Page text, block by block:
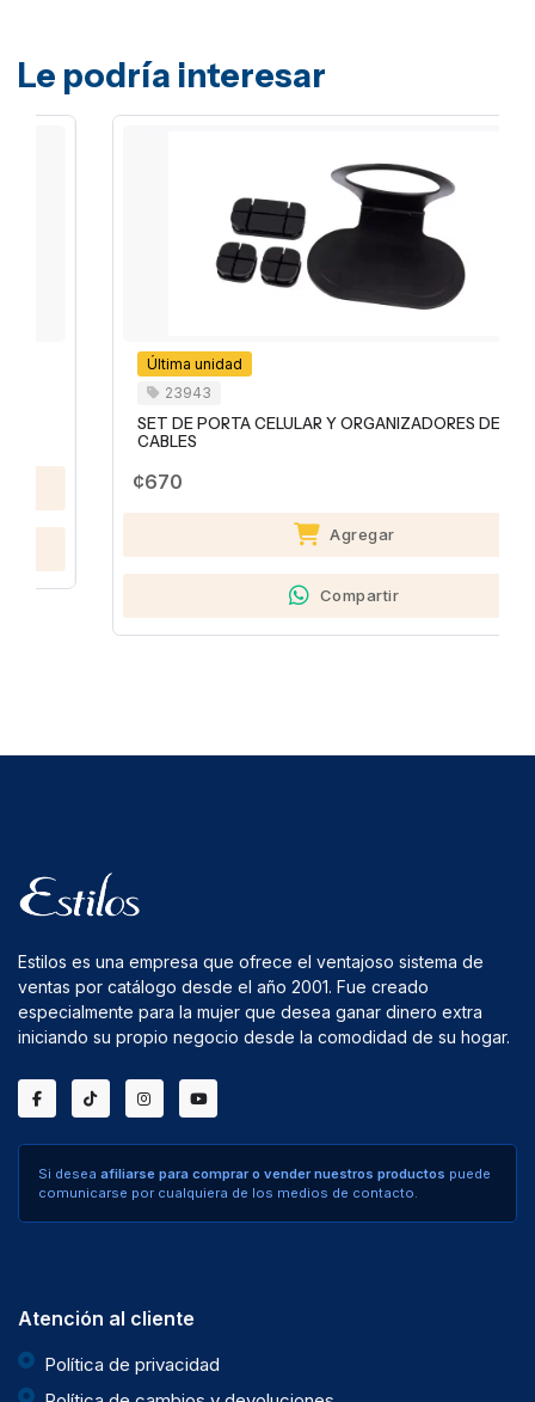
Le podría interesar
Última unidad
SET DE PORTA CELULAR Y ORGANIZADORES DE
Agregar
Compartir
Estilos es una empresa que ofrece el ventajoso sistema de
ventas por catálogo desde el año 2001. Fue creado
especialmente para la mujer que desea ganar dinero extra
iniciando su propio negocio desde la comodidad de su hogar.
Si desea afiliarse para comprar o vender nuestros productos puede
comunicarse por cualquiera de los medios de contacto.
Atención al cliente
Política de privacidad